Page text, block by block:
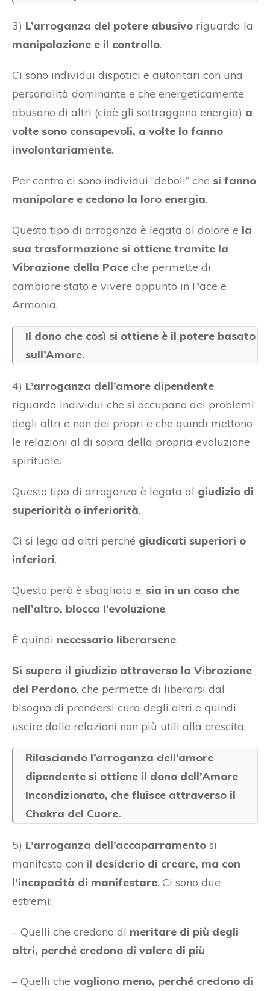
3) L’arroganza del potere abusivo riguarda la
manipolazione e il controllo.
Ci sono individui dispotici e autoritari con una
personalità dominante e che energeticamente
abusano di altri (cioè gli sottraggono energia) a
volte sono consapevoli, a volte lo fanno
involontariamente.
Per contro ci sono individui “deboli” che si fanno
manipolare e cedono la loro energia.
Questo tipo di arroganza è legata al dolore e la
sua trasformazione si ottiene tramite la
Vibrazione della Pace che permette di
cambiare stato e vivere appunto in Pace e
Armonia.
Il dono che così si ottiene è il potere basato
sull’Amore.
4) L’arroganza dell’amore dipendente
riguarda individui che si occupano dei problemi
degli altri e non dei propri e che quindi mettono
le relazioni al di sopra della propria evoluzione
spirituale.
Questo tipo di arroganza è legata al giudizio di
superiorità o inferiorità.
Ci si lega ad altri perché giudicati superiori o
inferiori.
Questo però è sbagliato e, sia in un caso che
nell’altro, blocca l’evoluzione.
È quindi necessario liberarsene.
Si supera il giudizio attraverso la Vibrazione
del Perdono, che permette di liberarsi dal
bisogno di prendersi cura degli altri e quindi
uscire dalle relazioni non più utili alla crescita.
Rilasciando l’arroganza dell’amore
dipendente si ottiene il dono dell’Amore
Incondizionato, che fluisce attraverso il
Chakra del Cuore.
5) L’arroganza dell’accaparramento si
manifesta con il desiderio di creare, ma con
l’incapacità di manifestare. Ci sono due
estremi:
– Quelli che credono di meritare di più degli
altri, perché credono di valere di più
– Quelli che vogliono meno, perché credono di